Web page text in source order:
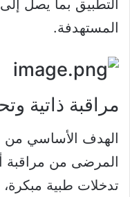
المستهدفة.
مراقبة ذاتية
الهدف الأساسي من
المرضى من مراقبة
تدخلات طبية مبكرة،